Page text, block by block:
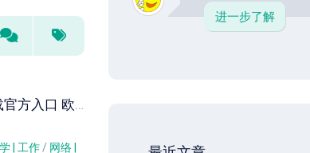
欧易App下载官方入口 欧易官网中文入口 直接注册
| 工作 / 网络 |
进一步了解